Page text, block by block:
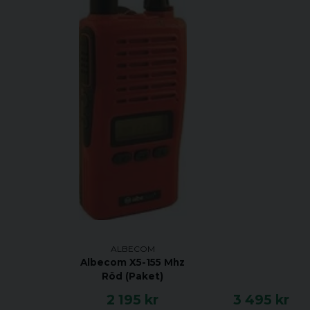
ALBECOM
Albecom X5-155 Mhz
Röd (Paket)
2 195 kr 3 495 kr